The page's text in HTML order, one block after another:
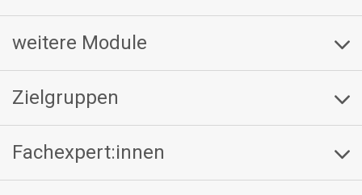
weitere Module
Zielgruppen
Fachexpert:innen